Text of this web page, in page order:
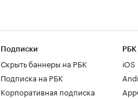
Подписки
Скрыть баннеры на РБК
Подписка на РБК
Корпоративная подписка
РБК
iOS